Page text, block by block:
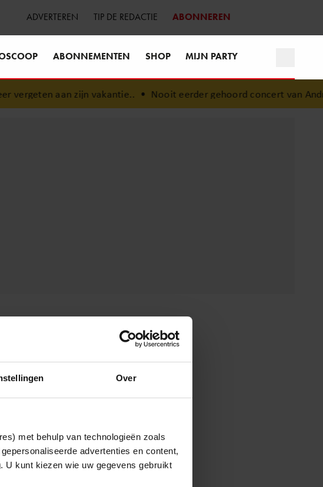
Over
met behulp van technologieën zoals
advertenties en content,
U kunt kiezen wie uw gegevens gebruikt
ADVERTEREN TIP DE REDACTIE ABONNEREN
ABONNEMENTEN SHOP MIJN PARTY
aan zijn vakantie..• Nooit eerder gehoord concert van André